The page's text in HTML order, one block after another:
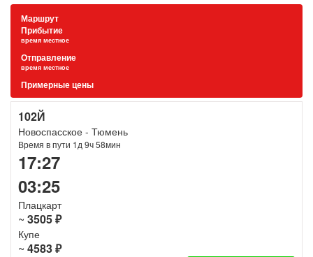
Маршрут
Прибытие
время местное
Отправление
время местное
Примерные цены
102Й
Новоспасское - Тюмень
Время в пути 1д 9ч 58мин
17:27
03:25
Плацкарт
~ 3505 ₽
Купе
~ 4583 ₽